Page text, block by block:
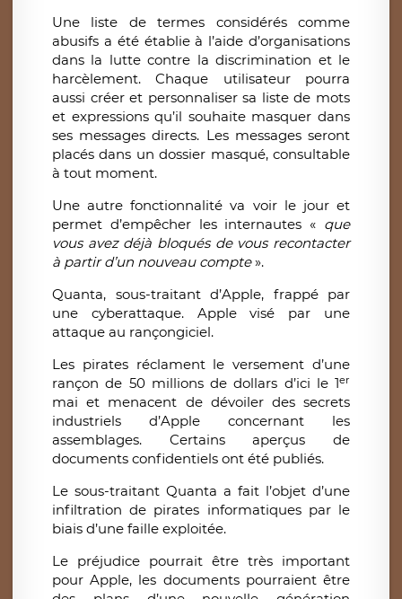
Une liste de termes considérés comme
abusifs a été établie à l’aide d’organisations
dans la lutte contre la discrimination et le
harcèlement. Chaque utilisateur pourra
aussi créer et personnaliser sa liste de mots
et expressions qu’il souhaite masquer dans
ses messages directs. Les messages seront
placés dans un dossier masqué, consultable
à tout moment.
Une autre fonctionnalité va voir le jour et
permet d’empêcher les internautes « que
vous avez déjà bloqués de vous recontacter
à partir d’un nouveau compte».
Quanta, sous-traitant d’Apple, frappé par
une cyberattaque. Apple visé par une
attaque au rançongiciel.
Les pirates réclament le versement d’une
rançon de 50 millions de dollars d’ici le 1er
mai et menacent de dévoiler des secrets
industriels d’Apple concernant les
assemblages. Certains aperçus de
documents confidentiels ont été publiés.
Le sous-traitant Quanta a fait l’objet d’une
infiltration de pirates informatiques par le
biais d’une faille exploitée.
Le préjudice pourrait être très important
pour Apple, les documents pourraient être